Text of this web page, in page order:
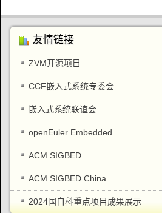
友情链接
ZVM开源项目
CCF嵌入式系统专委会
嵌入式系统联谊会
openEuler Embedded
ACM SIGBED
ACM SIGBED China
2024国自科重点项目成果展示